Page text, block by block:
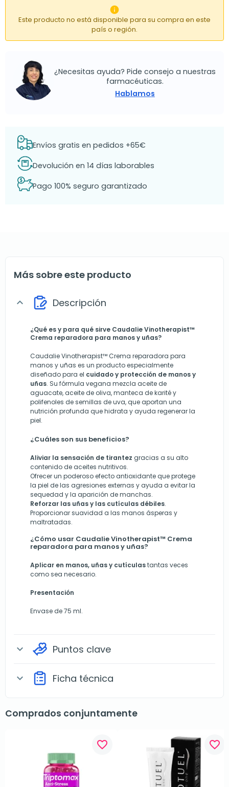

Este producto no está disponible para su compra en este
país o región.
¿Necesitas ayuda? Pide consejo a nuestras
farmacéuticas.
Hablamos
Envíos gratis en pedidos +65€
Devolución en 14 días laborables
Pago 100% seguro garantizado
Más sobre este producto
expand_more Descripción
¿Qué es y para qué sirve Caudalie Vinotherapist™
Crema reparadora para manos y uñas?
Caudalie Vinotherapist™ Crema reparadora para
manos y uñas es un producto especialmente
diseñado para el cuidado y protección de manos y
uñas. Su fórmula vegana mezcla aceite de
aguacate, aceite de oliva, manteca de karité y
polifenoles de semillas de uva, que aportan una
nutrición profunda que hidrata y ayuda regenerar la
piel.
¿Cuáles son sus beneficios?
Aliviar la sensación de tirantez gracias a su alto
contenido de aceites nutritivos.
Ofrecer un poderoso efecto antioxidante que protege
la piel de las agresiones externas y ayuda a evitar la
sequedad y la aparición de manchas.
Reforzar las uñas y las cutículas débiles.
Proporcionar suavidad a las manos ásperas y
maltratadas.
¿Cómo usar Caudalie Vinotherapist™ Crema
reparadora para manos y uñas?
Aplicar en manos, uñas y cutículastantas veces
como sea necesario.
Presentación
Envase de 75 ml.
expand_more Puntos clave
expand_more Ficha técnica
Comprados conjuntamente
favorite_border favorite_border